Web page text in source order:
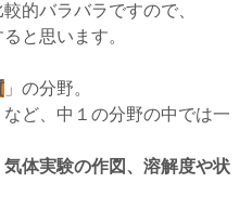
的バラバラですので、
と思います。
」の分野。
ど、中１の分野の中では一
気体実験の作図、溶解度や状